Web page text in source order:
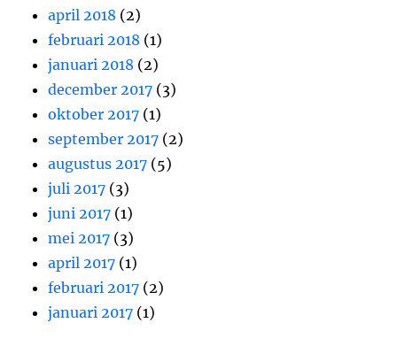
april 2018 (2)
februari 2018 (1)
januari 2018 (2)
december 2017 (3)
oktober 2017 (1)
september 2017 (2)
augustus 2017 (5)
juli 2017 (3)
juni 2017 (1)
mei 2017 (3)
april 2017 (1)
februari 2017 (2)
januari 2017 (1)